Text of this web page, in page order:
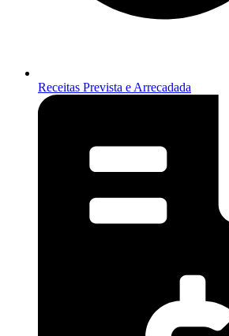
Receitas Prevista e Arrecadada